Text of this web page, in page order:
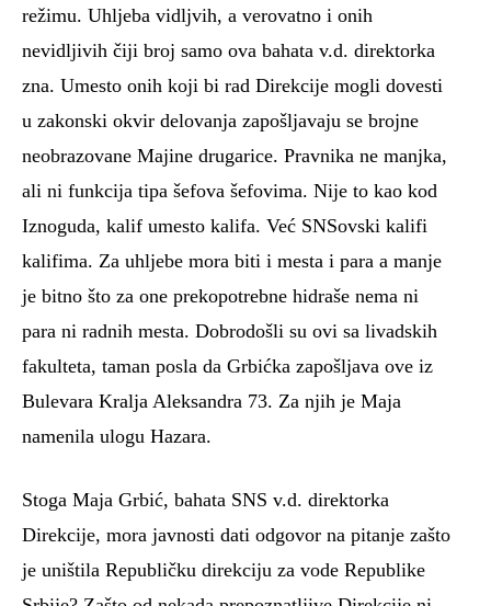
režimu. Uhljeba vidljvih, a verovatno i onih
nevidljivih čiji broj samo ova bahata v.d. direktorka
zna. Umesto onih koji bi rad Direkcije mogli dovesti
u zakonski okvir delovanja zapošljavaju se brojne
neobrazovane Majine drugarice. Pravnika ne manjka,
ali ni funkcija tipa šefova šefovima. Nije to kao kod
Iznoguda, kalif umesto kalifa. Već SNSovski kalifi
kalifima. Za uhljebe mora biti i mesta i para a manje
je bitno što za one prekopotrebne hidraše nema ni
para ni radnih mesta. Dobrodošli su ovi sa livadskih
fakulteta, taman posla da Grbićka zapošljava ove iz
Bulevara Kralja Aleksandra 73. Za njih je Maja
namenila ulogu Hazara.
Stoga Maja Grbić, bahata SNS v.d. direktorka
Direkcije, mora javnosti dati odgovor na pitanje zašto
je uništila Republičku direkciju za vode Republike